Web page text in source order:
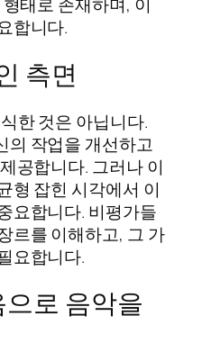
태로 존재하며, 이
합니다.
측면
한 것은 아닙니다.
의 작업을 개선하고
공합니다. 그러나 이
형 잡힌 시각에서 이
요합니다. 비평가들
르를 이해하고, 그 가
요합니다.
로 음악을